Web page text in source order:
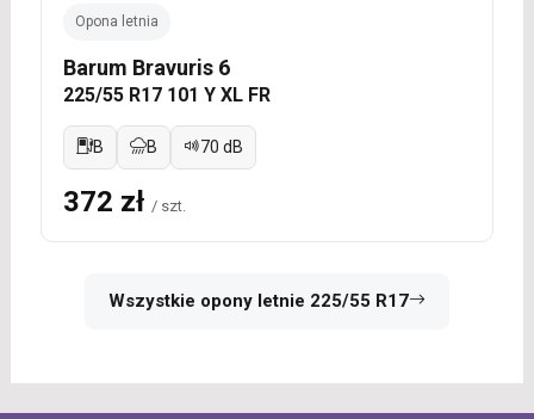
Opona letnia
Barum Bravuris 6
225/55 R17 101 Y XL FR
B B 70 dB
372 zł / szt.
Wszystkie opony letnie 225/55 R17